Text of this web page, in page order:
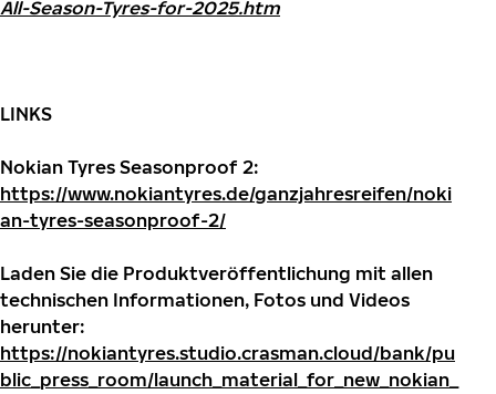
All-Season-Tyres-for-2025.htm
LINKS
Nokian Tyres Seasonproof 2:
https://www.nokiantyres.de/ganzjahresreifen/noki
an-tyres-seasonproof-2/
Laden Sie die Produktveröffentlichung mit allen
technischen Informationen, Fotos und Videos
herunter:
https://nokiantyres.studio.crasman.cloud/bank/pu
blic_press_room/launch_material_for_new_nokian_